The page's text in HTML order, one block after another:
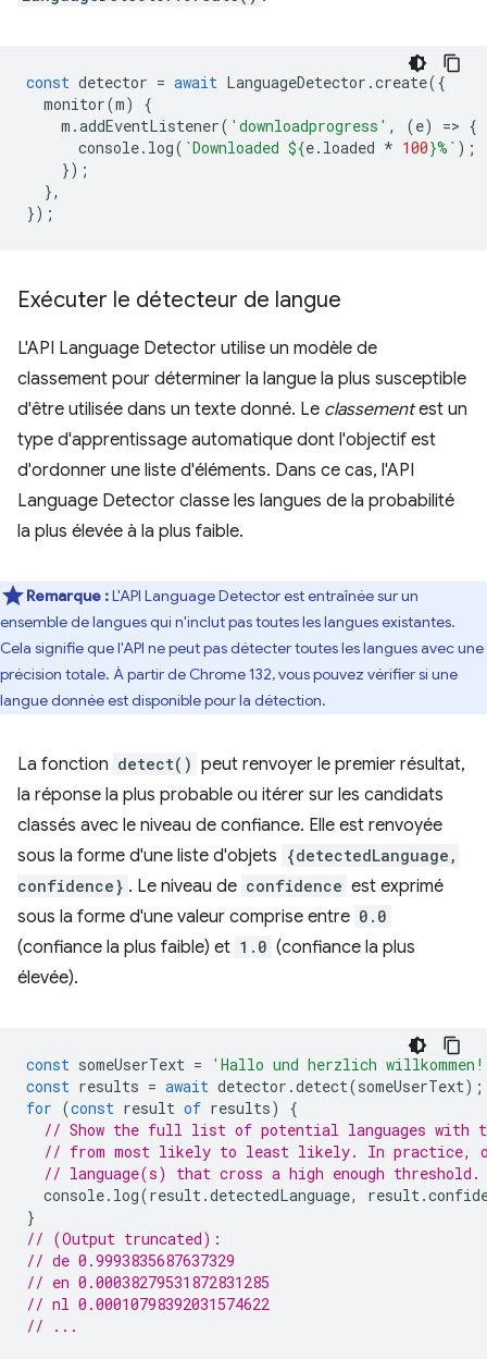
const detector = await LanguageDetector .create({
monitor(m)
{
m .addEventListener( 'downloadprogress' , (e) => {
console. log( `Downloaded ${e. loaded * 100}%` );
});
},
});
Exécuter le détecteur de langue
L'API Language Detector utilise un modèle de
classement pour déterminer la langue la plus susceptible
d'être utilisée dans un texte donné. Le classementest un
type d'apprentissage automatique dont l'objectif est
d'ordonner une liste d'éléments. Dans ce cas, l'API
Language Detector classe les langues de la probabilité
la plus élevée à la plus faible.
Remarque :L'API Language Detector est entraînée sur un
ensemble de langues qui n'inclut pas toutes les langues existantes.
Cela signifie que l'API ne peut pas détecter toutes les langues avec une
précision totale. À partir de Chrome 132, vous pouvez vérifier si une
langue donnée est disponible pour la détection.
La fonction detect() peut renvoyer le premier résultat,
la réponse la plus probable ou itérer sur les candidats
classés avec le niveau de confiance. Elle est renvoyée
sous la forme d'une liste d'objets {detectedLanguage,
confidence} . Le niveau de confidence est exprimé
sous la forme d'une valeur comprise entre 0.0
(confiance la plus faible) et 1.0 (confiance la plus
élevée).
const someUserText =
'Hallo und herzlich
const results = await detector .detect(someUserText);
for (const result of results)
{
// Show the full list of potential languages with
// from most likely to least likely. In practice,
// language(s) that cross a high enough threshold.
console. log(result.detectedLanguage, result.
}
// (Output truncated):
// de 0.9993835687637329
// en 0.00038279531872831285
// nl 0.00010798392031574622
// ...